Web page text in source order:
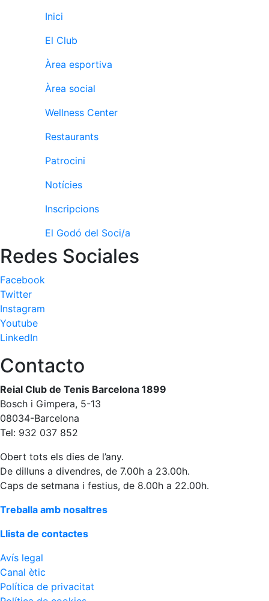
Wellness
Servei de
fisiosalut
Entrenaments
Activitats
dirigides
Restaurant
L'Snack
Chill Out
Bar
Piscina
Patrocinadors
Avantatges
socials
Publicitat a la
Revista
Vols ser
Patrocinador
del Club?
Notícies
Inscripcions
El
Godó
del
Soci/a
Inici
El Club
Àrea esportiva
Àrea social
Wellness Center
Restaurants
Patrocini
Notícies
Inscripcions
El Godó del Soci/a
Redes Sociales
Facebook
Twitter
Instagram
Youtube
LinkedIn
Contacto
Reial Club de Tenis Barcelona 1899
Bosch i Gimpera, 5-13
08034-Barcelona
Tel: 932 037 852
Obert tots els dies de l’any.
De dilluns a divendres, de 7.00h a 23.00h.
Caps de setmana i festius, de 8.00h a 22.00h.
Treballa amb nosaltres
Llista de contactes
Avís legal
Canal ètic
Política de privacitat